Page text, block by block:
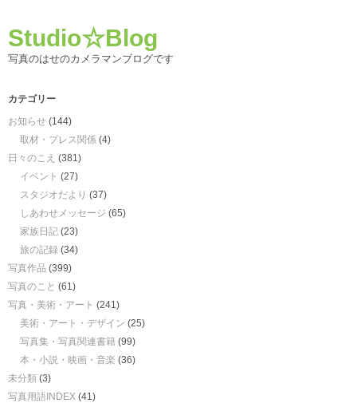
Studio☆Blog
写真のはせのカメラマンブログです
カテゴリー
お知らせ (144)
取材・プレス関係 (4)
日々のこえ (381)
イベント (27)
スタジオだより (37)
しあわせメッセージ (65)
家族日記 (23)
旅の記録 (34)
写真作品 (399)
写真のこと (61)
写真・美術・アート (241)
美術・アート・デザイン (25)
写真集・写真関連書籍 (99)
本・小説・映画・音楽 (36)
未分類 (3)
写真用語INDEX (41)